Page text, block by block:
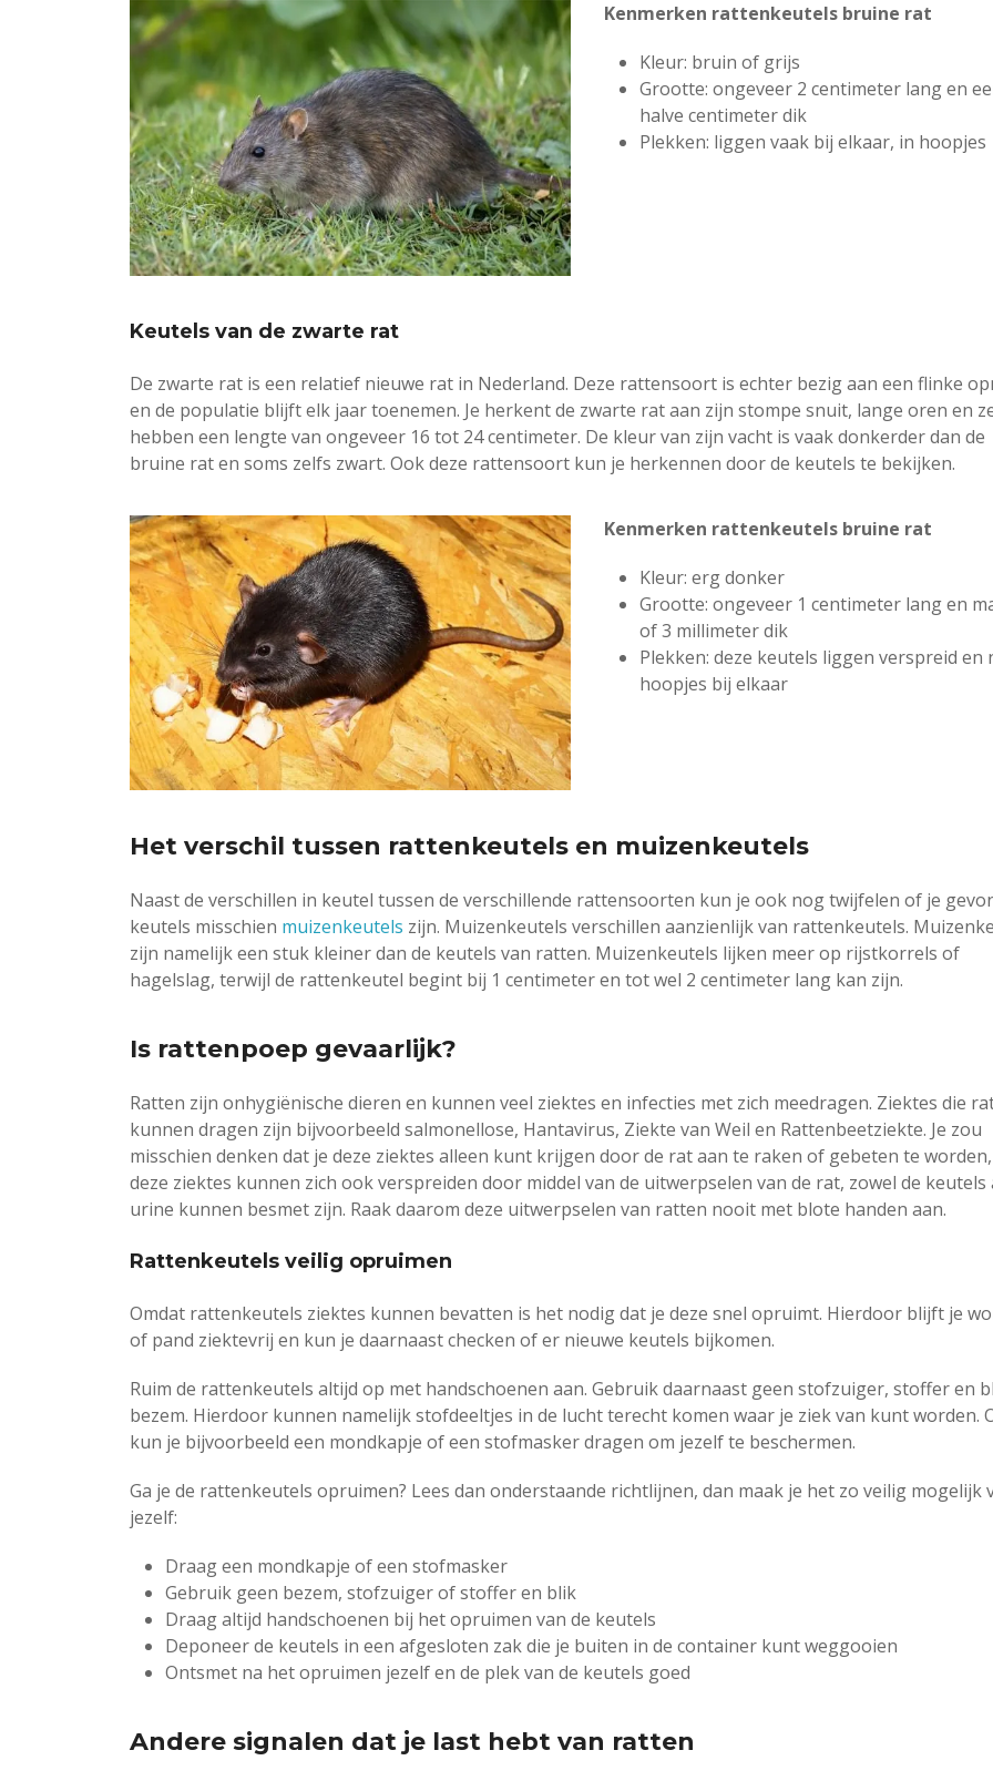
Kenmerken rattenkeutels bruine rat
Kleur: bruin of grijs
Grootte: ongeveer 2 centimeter lang en
halve centimeter dik
Plekken: liggen vaak bij elkaar, in hoopjes
Keutels van de zwarte rat
De zwarte rat is een relatief nieuwe rat in Nederland. Deze rattensoort is echter bezig aan een flinke
en de populatie blijft elk jaar toenemen. Je herkent de zwarte rat aan zijn stompe snuit, lange oren en
hebben een lengte van ongeveer 16 tot 24 centimeter. De kleur van zijn vacht is vaak donkerder dan de
bruine rat en soms zelfs zwart. Ook deze rattensoort kun je herkennen door de keutels te bekijken.
Kenmerken rattenkeutels bruine rat
Kleur: erg donker
Grootte: ongeveer 1 centimeter lang en
of 3 millimeter dik
Plekken: deze keutels liggen verspreid en
hoopjes bij elkaar
Het verschil tussen rattenkeutels en muizenkeutels
Naast de verschillen in keutel tussen de verschillende rattensoorten kun je ook nog twijfelen of je
keutels misschien muizenkeutels zijn. Muizenkeutels verschillen aanzienlijk van rattenkeutels.
zijn namelijk een stuk kleiner dan de keutels van ratten. Muizenkeutels lijken meer op rijstkorrels of
hagelslag, terwijl de rattenkeutel begint bij 1 centimeter en tot wel 2 centimeter lang kan zijn.
Is rattenpoep gevaarlijk?
Ratten zijn onhygiënische dieren en kunnen veel ziektes en infecties met zich meedragen. Ziektes die
kunnen dragen zijn bijvoorbeeld salmonellose, Hantavirus, Ziekte van Weil en Rattenbeetziekte. Je zou
misschien denken dat je deze ziektes alleen kunt krijgen door de rat aan te raken of gebeten te
deze ziektes kunnen zich ook verspreiden door middel van de uitwerpselen van de rat, zowel de keutels
urine kunnen besmet zijn. Raak daarom deze uitwerpselen van ratten nooit met blote handen aan.
Rattenkeutels veilig opruimen
Omdat rattenkeutels ziektes kunnen bevatten is het nodig dat je deze snel opruimt. Hierdoor blijft je
of pand ziektevrij en kun je daarnaast checken of er nieuwe keutels bijkomen.
Ruim de rattenkeutels altijd op met handschoenen aan. Gebruik daarnaast geen stofzuiger, stoffer en
bezem. Hierdoor kunnen namelijk stofdeeltjes in de lucht terecht komen waar je ziek van kunt worden.
kun je bijvoorbeeld een mondkapje of een stofmasker dragen om jezelf te beschermen.
Ga je de rattenkeutels opruimen? Lees dan onderstaande richtlijnen, dan maak je het zo veilig mogelijk
jezelf:
Draag een mondkapje of een stofmasker
Gebruik geen bezem, stofzuiger of stoffer en blik
Draag altijd handschoenen bij het opruimen van de keutels
Deponeer de keutels in een afgesloten zak die je buiten in de container kunt weggooien
Ontsmet na het opruimen jezelf en de plek van de keutels goed
Andere signalen dat je last hebt van ratten